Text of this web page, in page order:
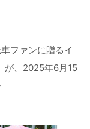
ファンに贈るイ
が、2025年6月15